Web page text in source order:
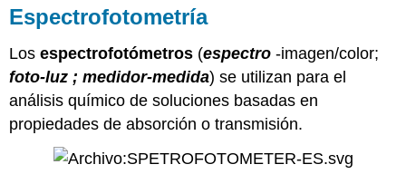
Espectrofotometría
Losespectrofotómetros (espectro -imagen/color;
foto-luz ; medidor-medida) se utilizan para el
análisis químico de soluciones basadas en
propiedades de absorción o transmisión.